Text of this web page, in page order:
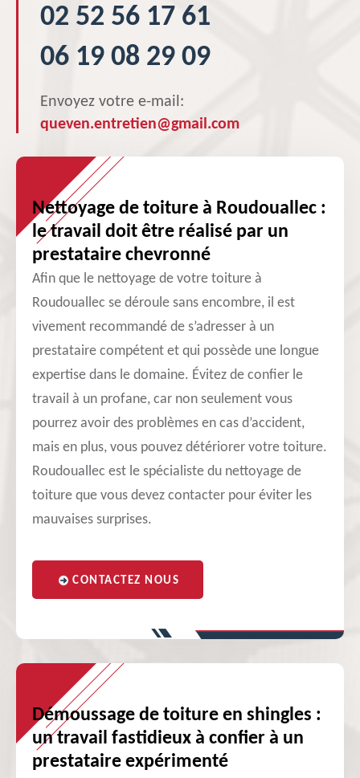
02 52 56 17 61
06 19 08 29 09
Envoyez votre e-mail:
queven.entretien@gmail.com
Nettoyage de toiture à Roudouallec :
le travail doit être réalisé par un
prestataire chevronné
Afin que le nettoyage de votre toiture à
Roudouallec se déroule sans encombre, il est
vivement recommandé de s’adresser à un
prestataire compétent et qui possède une longue
expertise dans le domaine. Évitez de confier le
travail à un profane, car non seulement vous
pourrez avoir des problèmes en cas d’accident,
mais en plus, vous pouvez détériorer votre toiture.
Roudouallec est le spécialiste du nettoyage de
toiture que vous devez contacter pour éviter les
mauvaises surprises.
CONTACTEZ NOUS
Démoussage de toiture en shingles :
un travail fastidieux à confier à un
prestataire expérimenté